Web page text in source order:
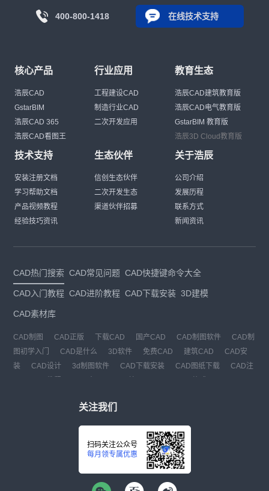
400-800-1418 在线技术支持
核心产品
浩辰CAD
GstarBIM
浩辰CAD 365
浩辰CAD看图王
行业应用
工程建设CAD
制造行业CAD
二次开发应用
教育生态
浩辰CAD建筑教育版
浩辰CAD电气教育版
GstarBIM 教育版
浩辰3D Cloud教育版
技术支持
安装注册文档
学习帮助文档
产品视频教程
经验技巧资讯
生态伙伴
信创生态伙伴
二次开发生态
渠道伙伴招募
关于浩辰
公司介绍
发展历程
联系方式
新闻资讯
CAD热门搜索 CAD常见问题 CAD快捷键命令大全
CAD入门教程 CAD进阶教程 CAD下载安装 3D建模
CAD素材库
CAD制图 CAD正版 下载CAD 国产CAD CAD制图软件
CAD制
图初学入门
CAD是什么 3D软件 免费CAD 建筑CAD
CAD安
装
CAD设计 3d制图软件 CAD下载安装 CAD图纸下载
CAD注
关注我们
扫码关注公众号
每月领专属优惠